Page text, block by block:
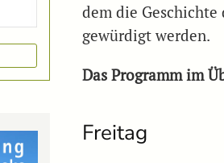
dem die
gewürdigt werden.
Das Programm im
Freitag